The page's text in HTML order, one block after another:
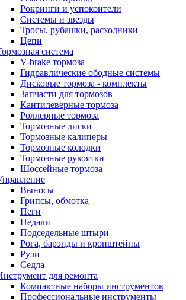
Рокринги и успокоители
Системы и звезды
Тросы, рубашки, расходники
Цепи
система
V-brake тормоза
Гидравлические ободные системы
Дисковые тормоза - комплекты
Запчасти для тормозов
Кантилеверные тормоза
Роллерные тормоза
Тормозные диски
Тормозные калиперы
Тормозные колодки
Тормозные рукоятки
Шоссейные тормоза
Выносы
Грипсы, обмотка
Пеги
Педали
Подседельные штыри
Рога, барэнды и кронштейны
Рули
Седла
для ремонта
Компактные наборы инструментов
Профессиональные инструменты